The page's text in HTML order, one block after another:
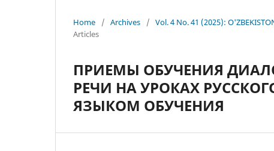
Home / Archives / Vol. 4 No. 41 (2025):
Articles
ПРИЕМЫ ОБУЧЕНИЯ
РЕЧИ НА УРОКАХ
ЯЗЫКОМ ОБУЧЕНИЯ